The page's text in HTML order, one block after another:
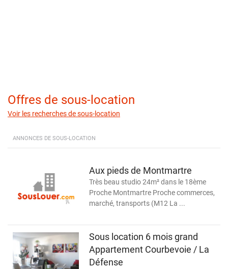
Offres de sous-location
Voir les recherches de sous-location
ANNONCES DE SOUS-LOCATION
Aux pieds de Montmartre
Très beau studio 24m² dans le 18ème
Proche Montmartre Proche commerces,
marché, transports (M12 La ...
Sous location 6 mois grand
Appartement Courbevoie / La
Défense